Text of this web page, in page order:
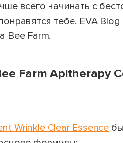
всего начинать с
тебе. EVA Blog
Bee Farm.
Farm Apitherapy
Wrinkle Clear Essence